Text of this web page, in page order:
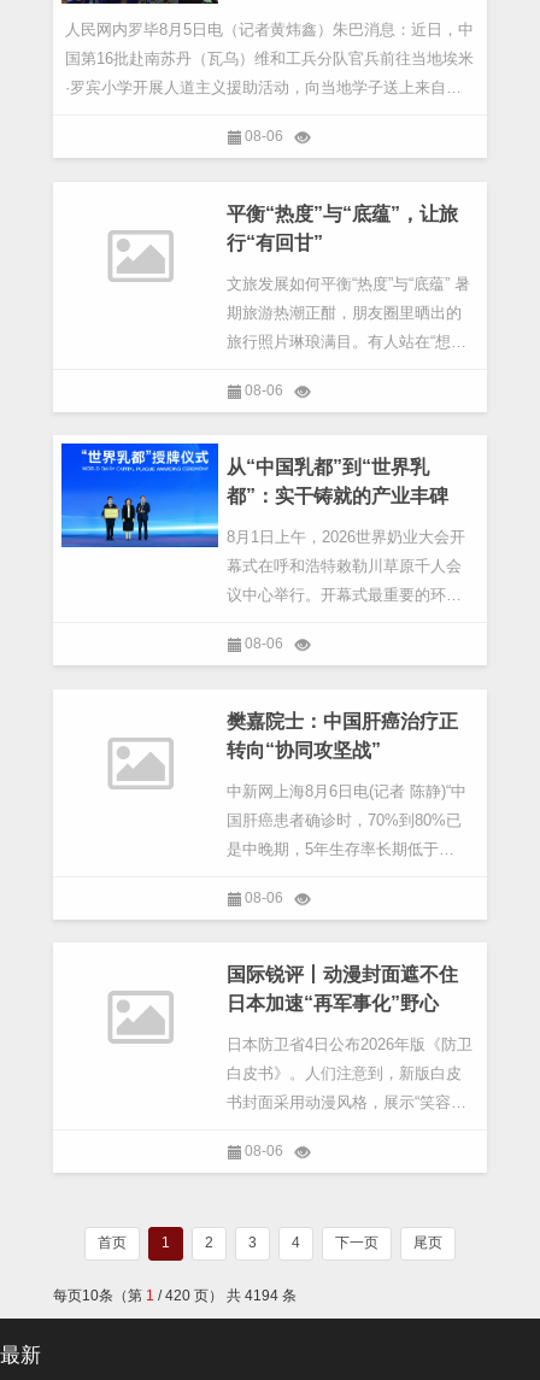
人民网内罗毕8月5日电（记者黄炜鑫）朱巴消息：近日，中
国第16批赴南苏丹（瓦乌）维和工兵分队官兵前往当地埃米
·罗宾小学开展人道主义援助活动，向当地学子送上来自中
08-06
平衡“热度”与“底蕴”，让旅
行“有回甘”
文旅发展如何平衡“热度”与“底蕴” 暑
期旅游热潮正酣，朋友圈里晒出的
旅行照片琳琅满目。有人站在“想你
五彩斑斓的创意涂鸦墙前“凹造型”，
打
08-06
从“中国乳都”到“世界乳
都”：实干铸就的产业丰碑
8月1日上午，2026世界奶业大会开
幕式在呼和浩特敕勒川草原千人会
议中心举行。开幕式最重要的环
呼和浩特授予“世界乳都”牌匾和奖
利集团董事长兼总裁潘
08-06
樊嘉院士：中国肝癌治疗正
转向“协同攻坚战”
中新网上海8月6日电(记者 陈静)“中
国肝癌患者确诊时，70%到80%已
是中晚期，5年生存率长期低于
附属中山医院名誉院长樊嘉教授6日
受记者采访时描绘了一
08-06
国际锐评丨动漫封面遮不住
日本加速“再军事化”野心
日本防卫省4日公布2026年版《防卫
白皮书》。人们注意到，新版白皮
书封面采用动漫风格，展示“笑容满
开内容页，充斥着虚假叙事与军事
08-06
首页 1 2 3 4 下一页 尾页
每页10条（第 1 / 420 页） 共 4194 条
最新